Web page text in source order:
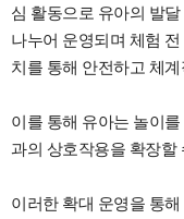
심 활동으로 유아의 발달
나누어 운영되며 체험
치를 통해 안전하고 체
이를 통해 유아는 놀이
과의 상호작용을 확장할
이러한 확대 운영을 통